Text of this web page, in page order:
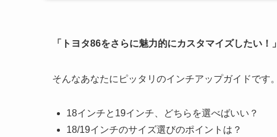
「トヨタ86をさらに魅力的にカスタマイズしたい！」
そんなあなたにピッタリのインチアップガイドです。
18インチと19インチ、どちらを選べばいい？
18/19インチのサイズ選びのポイントは？